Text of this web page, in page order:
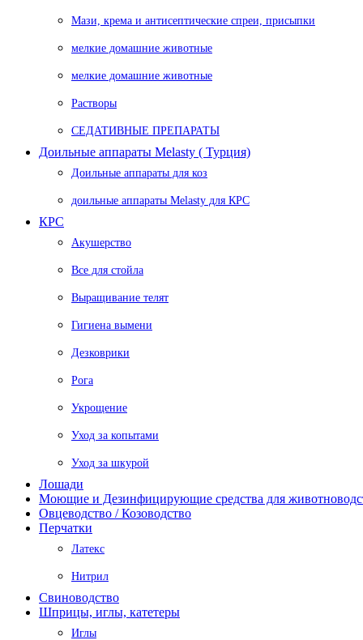
Мази, крема и антисептические спреи, присыпки
мелкие домашние животные
мелкие домашние животные
Растворы
СЕДАТИВНЫЕ ПРЕПАРАТЫ
Доильные аппараты Melasty ( Турция)
Доильные аппараты для коз
доильные аппараты Melasty для КРС
КРС
Акушерство
Все для стойла
Выращивание телят
Гигиена вымени
Дезковрики
Рога
Укрощение
Уход за копытами
Уход за шкурой
Лошади
Моющие и Дезинфицирующие средства для
Овцеводство / Козоводство
Перчатки
Латекс
Нитрил
Свиноводство
Шприцы, иглы, катетеры
Иглы